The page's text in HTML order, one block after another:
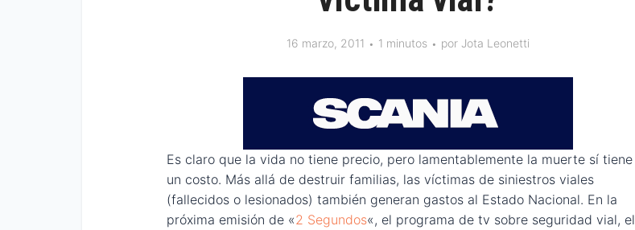
16 marzo, 2011 1 minutos por Jota Leonetti
Es claro que la vida no tiene precio, pero lamentablemente la muerte sí tiene
un costo. Más allá de destruir familias, las víctimas de siniestros viales
(fallecidos o lesionados) también generan gastos al Estado Nacional. En la
próxima emisión de «2 Segundos«, el programa de tv sobre seguridad vial, el